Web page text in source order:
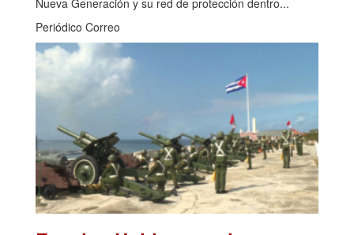
Nueva Generación y su red de protección dentro...
Periódico Correo